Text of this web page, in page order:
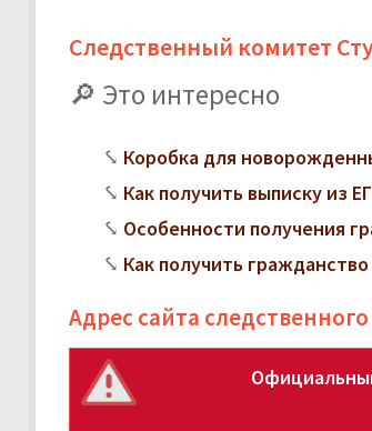
Следственный комитет
Это интересно
Коробка для
Как получить выписку из
Особенности получения
Как получить
Адрес сайта